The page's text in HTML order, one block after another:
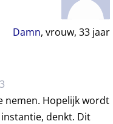
Damn, vrouw, 33jaar
nemen. Hopelijk wordt
denkt. Dit